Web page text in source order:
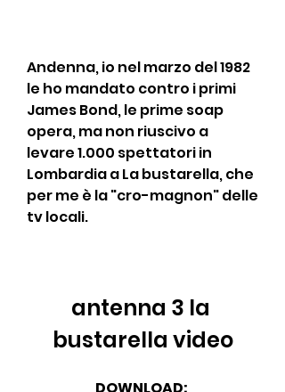
Andenna, io nel marzo del 1982
le ho mandato contro i primi
James Bond, le prime soap
opera, ma non riuscivo a
levare 1.000 spettatori in
Lombardia a La bustarella, che
per me è la "cro-magnon" delle
tv locali.
antenna 3 la
bustarella video